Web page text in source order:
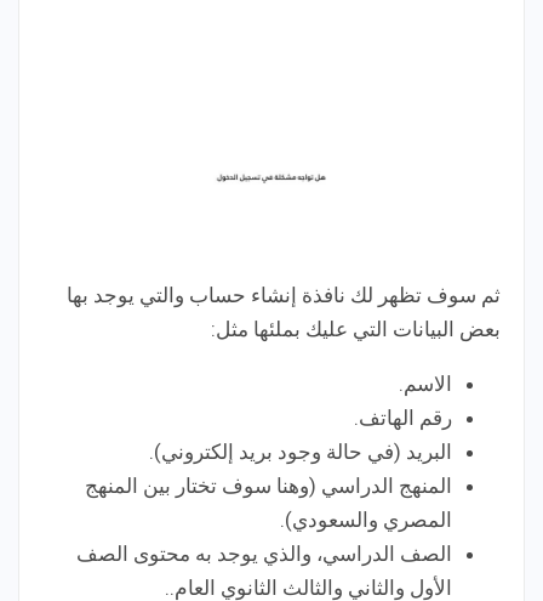
ثم سوف تظهر لك نافذة إنشاء حساب والتي يوجد بها
بعض البيانات التي عليك بملئها مثل:
الاسم.
رقم الهاتف.
البريد (في حالة وجود بريد إلكتروني).
المنهج الدراسي (وهنا سوف تختار بين المنهج
المصري والسعودي).
الصف الدراسي، والذي يوجد به محتوى الصف
الأول والثاني والثالث الثانوي العام..